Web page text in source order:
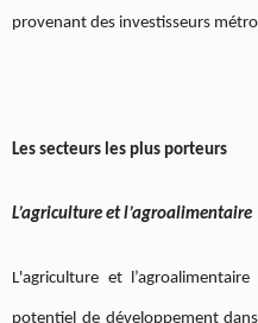
provenant des investisseurs
Les secteurs les plus porteurs
L’agriculture et l’agroalimentaire
L'agriculture et
potentiel de développement